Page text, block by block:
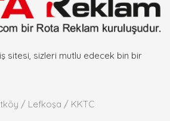
sitesi, sizleri mutlu edecek bin bir
/ Lefkoşa / KKTC